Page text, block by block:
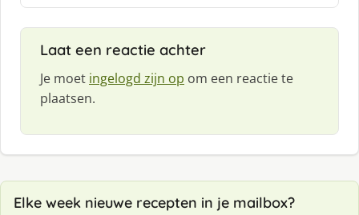
Laat een reactie achter
Je moet ingelogd zijn op om een reactie te
plaatsen.
Elke week nieuwe recepten in je mailbox?